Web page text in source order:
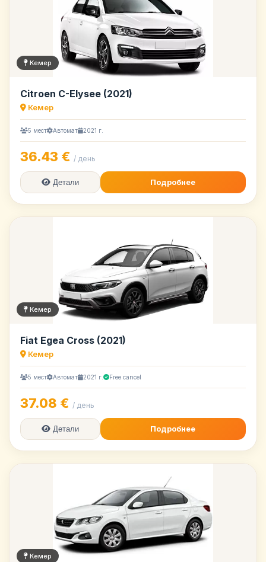
Кемер
Citroen C-Elysee (2021)
Кемер
5 мест Автомат 2021 г.
36.43 € / день
Детали Подробнее
Кемер
Fiat Egea Cross (2021)
Кемер
5 мест Автомат 2021 г. Free cancel
37.08 € / день
Детали Подробнее
Кемер